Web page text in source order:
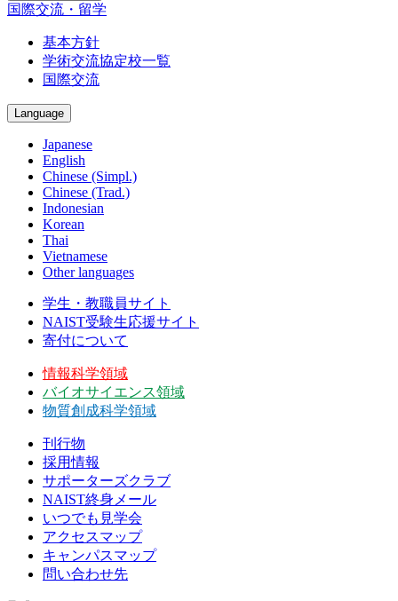
国際交流・留学
基本方針
学術交流協定校一覧
国際交流
Language
Japanese
English
Chinese (Simpl.)
Chinese (Trad.)
Indonesian
Korean
Thai
Vietnamese
Other languages
学生・教職員サイト
NAIST受験生応援サイト
寄付について
情報科学領域
バイオサイエンス領域
物質創成科学領域
刊行物
採用情報
サポーターズクラブ
NAIST終身メール
いつでも見学会
アクセスマップ
キャンパスマップ
問い合わせ先